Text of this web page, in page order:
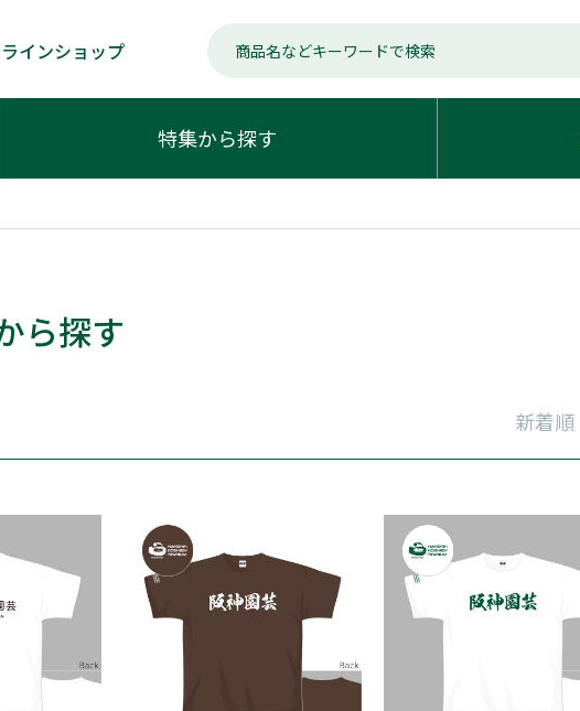
インショップ
特集から探す
ら探す
新着順